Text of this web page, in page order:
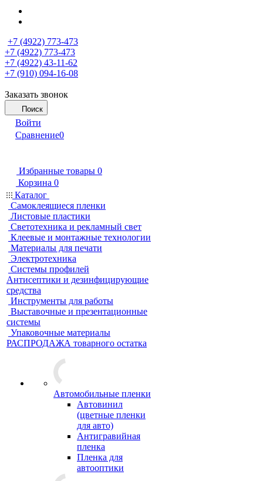
+7 (4922) 773-473
+7 (4922) 773-473
+7 (4922) 43-11-62
+7 (910) 094-16-08
Заказать звонок
Поиск
Войти
Сравнение0
Избранные товары 0
Корзина 0
Каталог
Самоклеящиеся пленки
Листовые пластики
Светотехника и рекламный свет
Клеевые и монтажные технологии
Материалы для печати
Электротехника
Системы профилей
Антисептики и дезинфицирующие
средства
Инструменты для работы
Выставочные и презентационные
системы
Упаковочные материалы
РАСПРОДАЖА товарного остатка
Автомобильные пленки
Автовинил
(цветные пленки
для авто)
Антигравийная
пленка
Пленка для
автооптики